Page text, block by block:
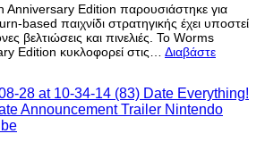
Edition παρουσιάστηκε για
based παιχνίδι στρατηγικής έχει υποστεί
βελτιώσεις και πινελιές. Το Worms
Edition κυκλοφορεί στις… Διαβάστε